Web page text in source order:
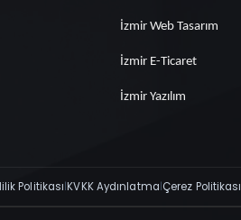
İzmir Web Tasarım
İzmir E-Ticaret
İzmir Yazılım
Politikası|KVKK Aydınlatma|Çerez Politikası